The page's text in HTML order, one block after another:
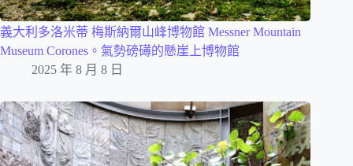
義大利多洛米蒂 梅斯納爾山峰博物館 Messner Mountain
Museum Corones。氣勢磅礡的懸崖上博物館
2025 年 8 月 8 日